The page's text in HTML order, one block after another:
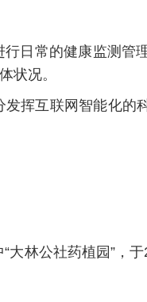
日常的健康监测管
状况。
挥互联网智能化的
林公社药植园”，